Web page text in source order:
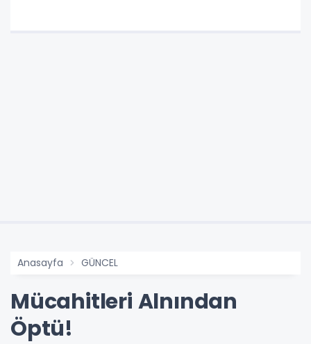
Anasayfa GÜNCEL
Mücahitleri Alnından
Öptü!